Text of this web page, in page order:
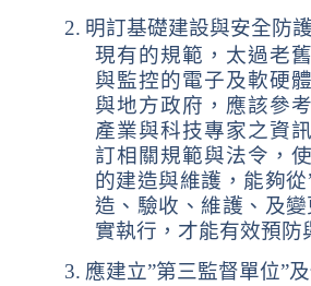
2. 明訂基礎建設與安全防
現有的規範，太過老
與監控的電子及軟硬
與地方政府，應該參
產業與科技專家之資
訂相關規範與法令，
的建造與維護，能夠從
造、驗收、維護、及變
實執行，才能有效預防
3. 應建立”第三監督單位”